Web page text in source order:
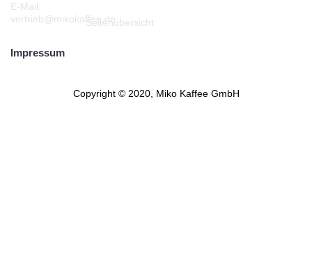
E-Mail:
vertrieb@mikokaffee.deSeitenübersicht
Impressum
Copyright © 2020, Miko Kaffee GmbH